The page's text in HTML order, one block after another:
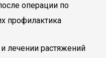
операции по
профилактика
лечении растяжений